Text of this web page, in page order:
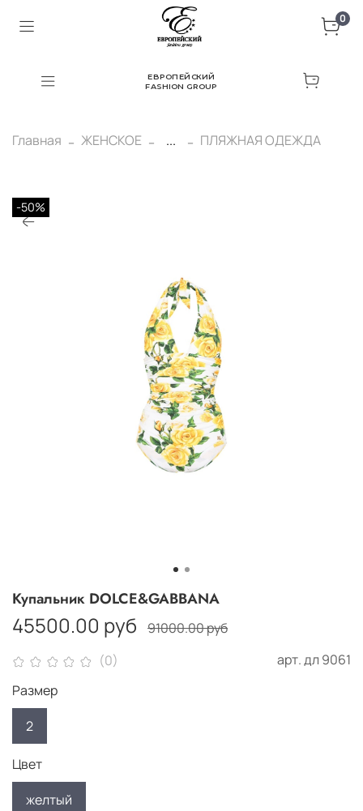
0
ЕВРОПЕЙСКИЙ
FASHION GROUP
Главная ЖЕНСКОЕ ... ПЛЯЖНАЯ ОДЕЖДА
-50%
(0) арт.дл 9061
Купальник DOLCE&GABBANA
45500.00 руб 91000.00 руб
Размер
2
Цвет
желтый